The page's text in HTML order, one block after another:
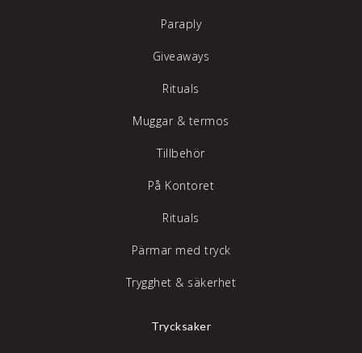
Paraply
Giveaways
Rituals
Muggar & termos
Tillbehör
På Kontoret
Rituals
Pärmar med tryck
Trygghet & säkerhet
Trycksaker